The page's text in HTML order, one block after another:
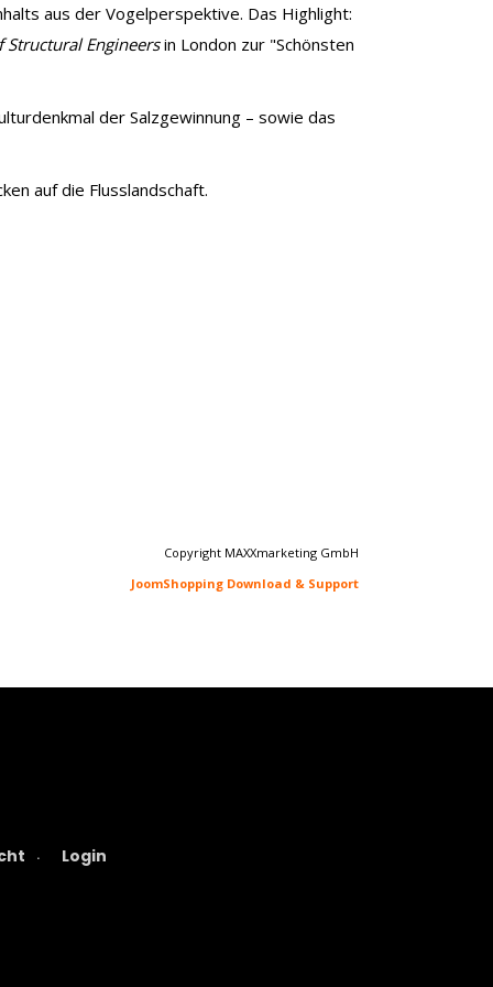
aus der Vogelperspektive. Das Highlight:
Engineersin London zur "Schönsten
der Salzgewinnung – sowie das
auf die Flusslandschaft.
Copyright MAXXmarketing GmbH
JoomShopping Download & Support
Login